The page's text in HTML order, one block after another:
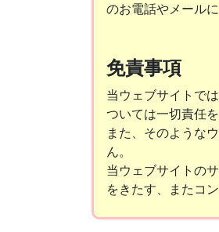
のお電話やメール
免責事項
当ウェブサイトで
ついては一切責任を
また、そのような
ん。
当ウェブサイトの
をきたす、またコ